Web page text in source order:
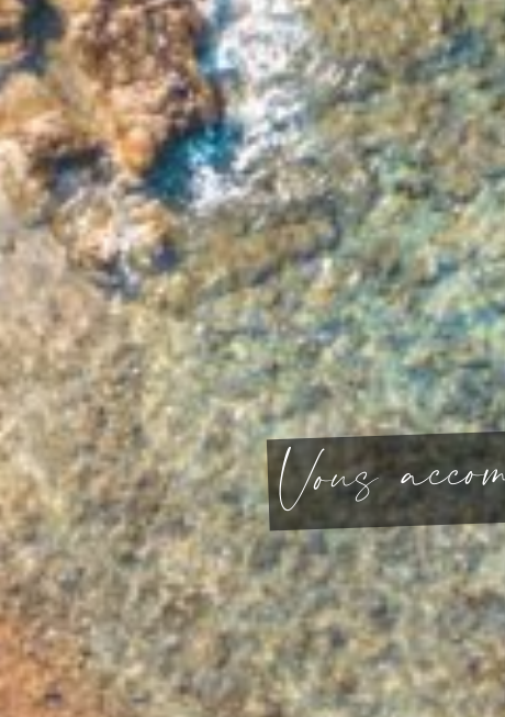
Vous acco